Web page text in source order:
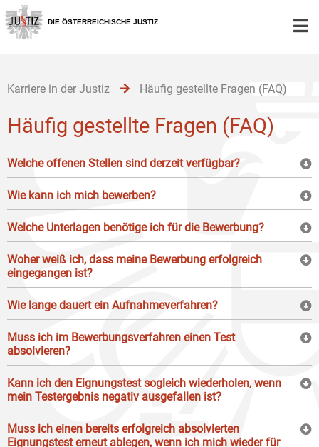
Zur
Hauptnavigation
[1]
Zum
Inhalt
[2]
Zum
Untermenü
[3]
DIE ÖSTERREICHISCHE JUSTIZ
Karriere in der Justiz Häufig gestellte Fragen (FAQ)
Häufig gestellte Fragen (FAQ)
Welche offenen Stellen sind derzeit verfügbar?
Wie kann ich mich bewerben?
Welche Unterlagen benötige ich für die Bewerbung?
Woher weiß ich, dass meine Bewerbung erfolgreich
eingegangen ist?
Wie lange dauert ein Aufnahmeverfahren?
Muss ich im Bewerbungsverfahren einen Test
absolvieren?
Kann ich den Eignungstest sogleich wiederholen, wenn
mein Testergebnis negativ ausgefallen ist?
Muss ich einen bereits erfolgreich absolvierten
Eignungstest erneut ablegen, wenn ich mich wieder für